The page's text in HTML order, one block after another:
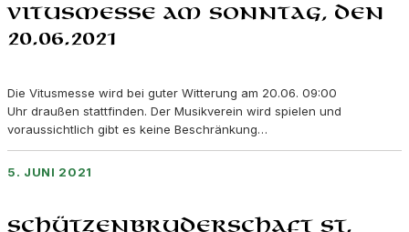
Vitusmesse am Sonntag, den
20.06.2021
Die Vitusmesse wird bei guter Witterung am 20.06. 09:00
Uhr draußen stattfinden. Der Musikverein wird spielen und
voraussichtlich gibt es keine Beschränkung…
5. JUNI 2021
Schützenbruderschaft St.